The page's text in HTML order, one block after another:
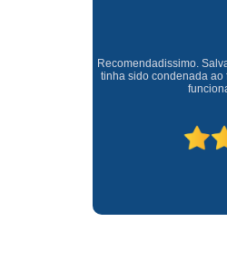
Uma empresa á 41
cliente ótimo